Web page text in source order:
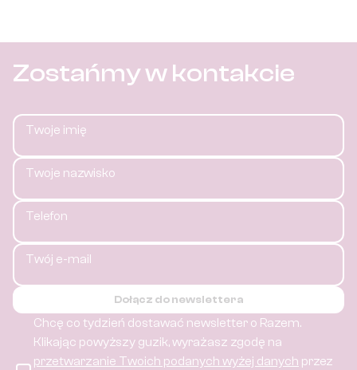
Zostańmy w kontakcie
Twoje imię
Twoje nazwisko
Telefon
Twój e-mail
Dołącz do newslettera
Chcę co tydzień dostawać newsletter o Razem.
Klikając powyższy guzik, wyrażasz zgodę na
przetwarzanie Twoich podanych wyżej danych przez